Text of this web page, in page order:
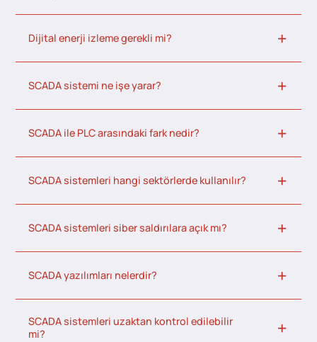
Dijital enerji izleme gerekli mi?
SCADA sistemi ne işe yarar?
SCADA ile PLC arasındaki fark nedir?
SCADA sistemleri hangi sektörlerde kullanılır?
SCADA sistemleri siber saldırılara açık mı?
SCADA yazılımları nelerdir?
SCADA sistemleri uzaktan kontrol edilebilir
mi?